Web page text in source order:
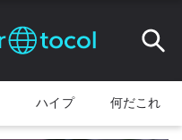
ハイプ 何だこれ